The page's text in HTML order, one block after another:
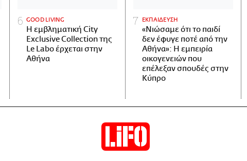
GOOD LIVING
Η εμβληματική City
Exclusive Collection της
Le Labo έρχεται στην
Αθήνα
ΕΚΠΑΙΔΕΥΣΗ
«Νιώσαμε ότι το παιδί
δεν έφυγε ποτέ από την
Αθήνα»: Η εμπειρία
οικογενειών που
επέλεξαν σπουδές στην
Κύπρο